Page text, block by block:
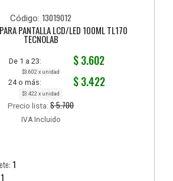
Código: 13019012
PANTALLA LCD/LED 100ML TL170
TECNOLAB
De 1 a 23: $ 3.602
$3.602 x unidad
24 o más: $ 3.422
$3.422 x unidad
Precio lista: $ 5.700
IVA Incluido
1
1